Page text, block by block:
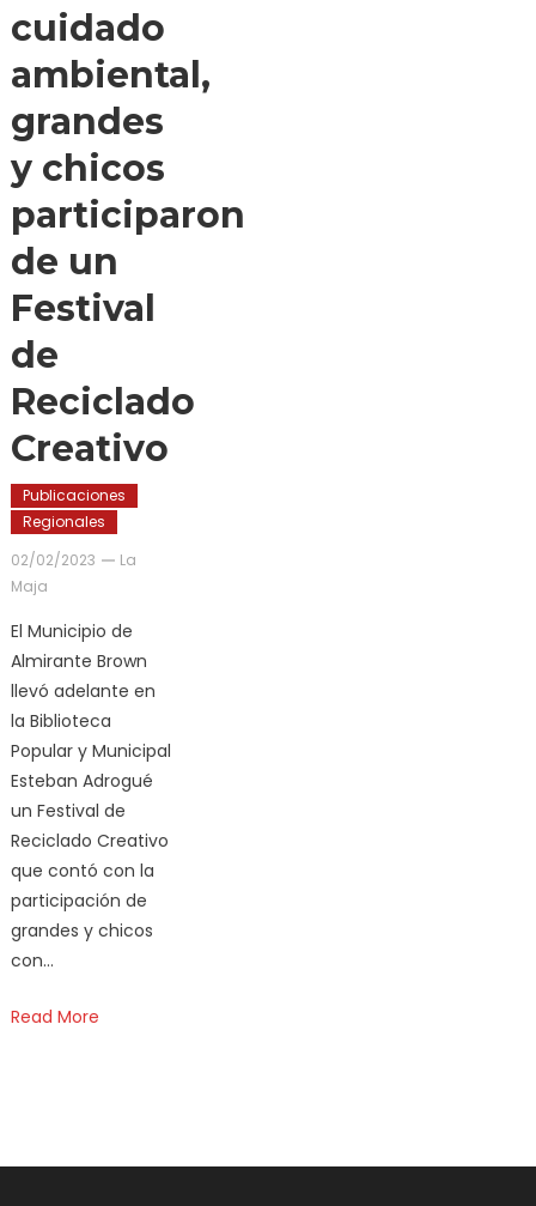
cuidado
ambiental,
grandes
y chicos
participaron
de un
Festival
de
Reciclado
Creativo
Publicaciones
Regionales
02/02/2023
La
Maja
El Municipio de
Almirante Brown
llevó adelante en
la Biblioteca
Popular y Municipal
Esteban Adrogué
un Festival de
Reciclado Creativo
que contó con la
participación de
grandes y chicos
con…
Read More